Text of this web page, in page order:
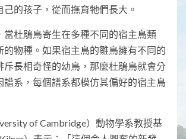
己的孩子，從而撫育牠們長大。
當杜鵑鳥寄生在多種不同的宿主鳥類
的物種。如果宿主鳥的雛鳥擁有不同的
斥長相奇怪的幼鳥，那麼杜鵑鳥就會分
譜系，每個譜系都模仿其偏好的宿主鳥
of Cambridge）動物學系教授基